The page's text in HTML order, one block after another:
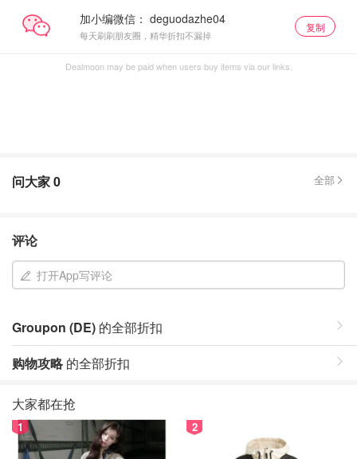
加小编微信：
每天刷刷朋友圈，精华折扣不漏掉
复制
Dealmoon may be paid when users buy items via our links.
问大家0 全部
评论
打开App写评论
Groupon (DE) 的全部折扣
购物攻略的全部折扣
大家都在抢
1 2